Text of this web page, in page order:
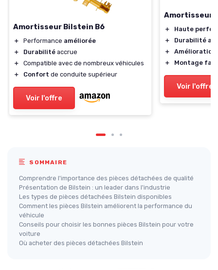
Amortisseur Bilstein B6
＋ Performance améliorée
＋
Durabilité accrue
＋
Compatible avec de nombreux véhicules
＋
Confort de conduite supérieur
Voir l'offre
Amortisseur
＋
Haute
＋
Durabilité
＋
Amélioration
＋
Montage
Voir l'offre
SOMMAIRE
Comprendre l'importance des pièces détachées de qualité
Présentation de Bilstein : un leader dans l'industrie
Les types de pièces détachées Bilstein disponibles
Comment les pièces Bilstein améliorent la performance du
véhicule
Conseils pour choisir les bonnes pièces Bilstein pour votre
voiture
Où acheter des pièces détachées Bilstein